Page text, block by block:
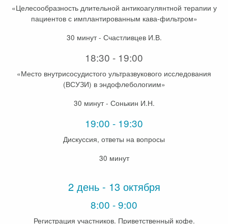
«Целесообразность длительной антикоагулянтной терапии у
пациентов с имплантированным кава-фильтром»
30 минут - Счастливцев И.В.
18:30 - 19:00
«Место внутрисосудистого ультразвукового исследования
(ВСУЗИ) в эндофлебологиим»
30 минут - Сонькин И.Н.
19:00 - 19:30
Дискуссия, ответы на вопросы
30 минут
2 день - 13 октября
8:00 - 9:00
Регистрация участников. Приветственный кофе.